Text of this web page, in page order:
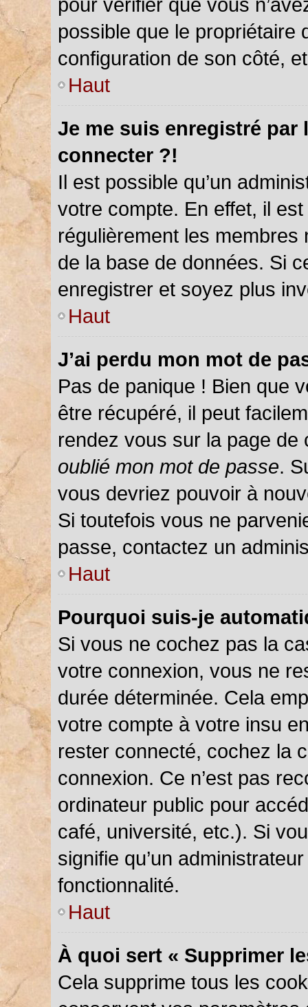
possible que le propriétaire
configuration de son côté,
Haut
Je me suis enregistré par
connecter ?!
Il est possible qu’un
votre compte. En effet, il
régulièrement les
de la base de données. Si
enregistrer et soyez plus
Haut
J’ai perdu mon mot de
Pas de panique ! Bien que
être récupéré, il peut
rendez vous sur la page
oublié mon mot de passe.
vous devriez pouvoir à
Si toutefois vous ne
passe, contactez un
Haut
Pourquoi suis-je
Si vous ne cochez pas la
votre connexion, vous ne
durée déterminée. Cela
votre compte à votre insu
rester connecté, cochez la
connexion. Ce n’est pas
ordinateur public pour
café, université, etc.). Si
signifie qu’un
fonctionnalité.
Haut
À quoi sert « Supprimer
Cela supprime tous les